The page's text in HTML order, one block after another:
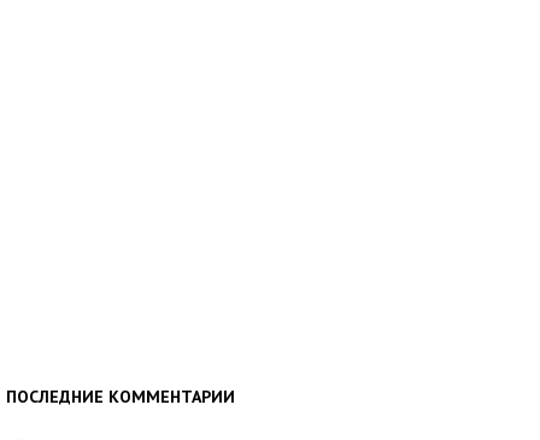
ПОСЛЕДНИЕ КОММЕНТАРИИ